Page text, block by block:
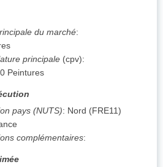
du marché:
principale (cpv):
Peintures
pays (NUTS): Nord (FRE11)
complémentaires: